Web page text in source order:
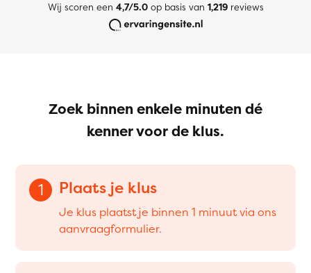
Wij scoren een 4,7/5.0op basis van 1,219reviews
Zoek binnen enkele minuten dé
kenner voor de klus.
1 Plaats je klus
Je klus plaatst je binnen 1 minuut via ons
aanvraagformulier.